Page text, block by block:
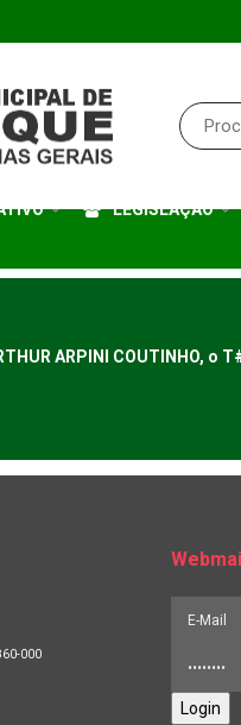
LEGISLAÇÃO
ARPINI
000
Webmail
Login